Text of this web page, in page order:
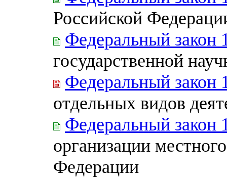
Российской
Федеральный закон
государственной
Федеральный закон
отдельных видов
Федеральный закон
организации
Федерации